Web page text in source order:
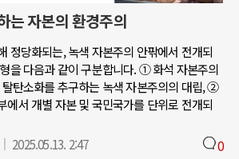
는 자본의 환경주의
정당화되는, 녹색 자본주의 안팎에서 전개되
을 다음과 같이 구분합니다. ① 화석 자본주의
탄소화를 추구하는 녹색 자본주의의 대립, ②
에서 개별 자본 및 국민국가를 단위로 전개되
2025.05.13. 2:47 0